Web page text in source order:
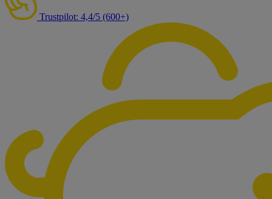
Trustpilot: 4,4/5 (600+)